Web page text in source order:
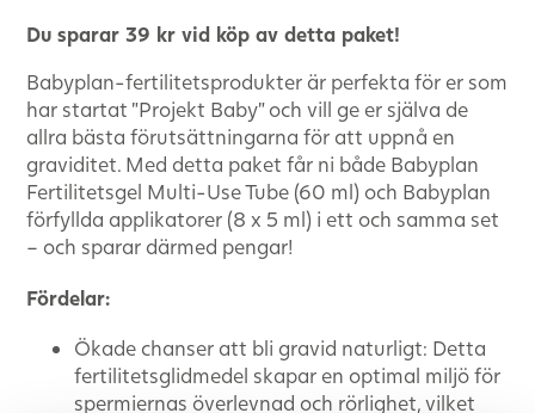
Du sparar 39 kr vid köp av detta paket!
Babyplan-fertilitetsprodukter är perfekta för er som
har startat ”Projekt Baby” och vill ge er själva de
allra bästa förutsättningarna för att uppnå en
graviditet. Med detta paket får ni både Babyplan
Fertilitetsgel Multi-Use Tube (60 ml) och Babyplan
förfyllda applikatorer (8 x 5 ml) i ett och samma set
– och sparar därmed pengar!
Fördelar:
Ökade chanser att bli gravid naturligt: Detta
fertilitetsglidmedel skapar en optimal miljö för
spermiernas överlevnad och rörlighet, vilket